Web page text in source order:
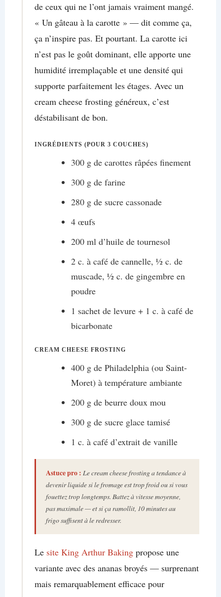
de ceux qui ne l’ont jamais vraiment mangé.
« Un gâteau à la carotte » — dit comme ça,
ça n’inspire pas. Et pourtant. La carotte ici
n’est pas le goût dominant, elle apporte une
humidité irremplaçable et une densité qui
supporte parfaitement les étages. Avec un
cream cheese frosting généreux, c’est
déstabilisant de bon.
INGRÉDIENTS (POUR 3 COUCHES)
300 g de carottes râpées finement
300 g de farine
280 g de sucre cassonade
4 œufs
200 ml d’huile de tournesol
2 c. à café de cannelle, ½ c. de
muscade, ½ c. de gingembre en
poudre
1 sachet de levure + 1 c. à café de
bicarbonate
CREAM CHEESE FROSTING
400 g de Philadelphia (ou Saint-
Moret) à température ambiante
200 g de beurre doux mou
300 g de sucre glace tamisé
1 c. à café d’extrait de vanille
Astuce pro : Le cream cheese frosting a tendance à
devenir liquide si le fromage est trop froid ou si vous
fouettez trop longtemps. Battez à vitesse moyenne,
pas maximale — et si ça ramollit, 10 minutes au
frigo suffisent à le redresser.
Le site King Arthur Bakingpropose une
variante avec des ananas broyés — surprenant
mais remarquablement efficace pour